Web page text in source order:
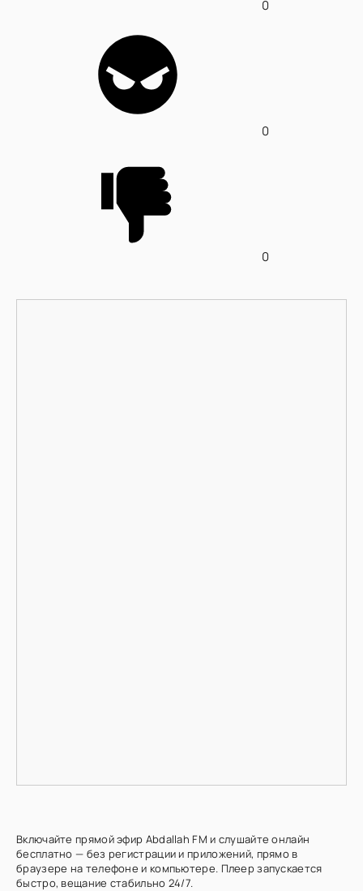
0
0
0
Включайте прямой эфир Abdallah FM и слушайте онлайн
бесплатно — без регистрации и приложений, прямо в
браузере на телефоне и компьютере. Плеер запускается
быстро, вещание стабильно 24/7.